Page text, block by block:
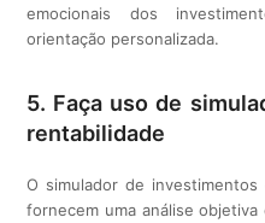
emocionais dos
orientação personalizada.
5. Faça uso de
rentabilidade
O simulador de
fornecem uma análise